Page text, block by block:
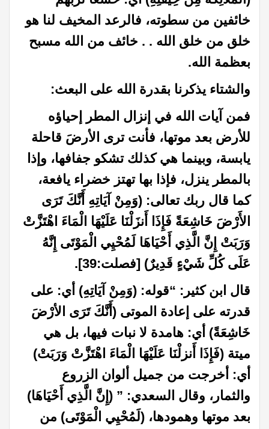
خائفين من سطوته، فالرعد المخيف لنا هو
خلق من خلق الله . . خائف من الله مسبح
بعظمة الله.
والشتاء يذكرنا بقدرة الله على البعث:
فمن آيات الله في إنزال المطر إحياؤه
للأرض بعد موتها، فأنت ترى الأرضَ قاحلة
يابسة، وبينما هي كذلك تشكو جفافها، وإذا
بالمطر ينزل، فإذا بها تهتز خضراء يافعة،
كما قال ربك تعالى: (وَمِنْ آيَاتِهِ أَنَّكَ تَرَى
الأَرْضَ خَاشِعَةً فَإِذَا أَنزَلْنَا عَلَيْهَا الْمَاءَ اهْتَزَّتْ
وَرَبَتْ إِنَّ الَّذِي أَحْيَاهَا لَمُحْيِي الْمَوْتَى إِنَّهُ
عَلَى كُلِّ شَيْءٍ قَدِيرٌ) [فصلت:39].
قال ابن كثير: “قوله: (وَمِنْ آيَاتِهِ) أي: على
قدرته على إعادة الموتى (أَنَّكَ تَرَى الأرْضَ
خَاشِعَةً) أي: هامدة لا نبات فيها، بل هي
ميتة (فَإِذَا أَنزلْنَا عَلَيْهَا الْمَاءَ اهْتَزَّتْ وَرَبَتْ)
أي: أخرجت من جميل ألوان الزروع
والثمار، وقال السعدي: ” (إِنَّ الَّذِي أَحْيَاهَا)
بعد موتها وهمودها، (لَمُحْيِي الْمَوْتَى) من